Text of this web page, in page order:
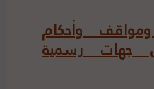
وأحكام
جهات رسمية